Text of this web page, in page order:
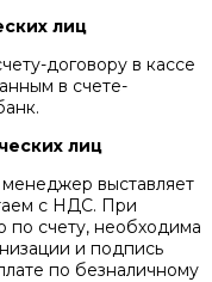
лиц
договору в кассе
в счете-
лиц
выставляет
с НДС. При
по счету, необходима
и подпись
по безналичному